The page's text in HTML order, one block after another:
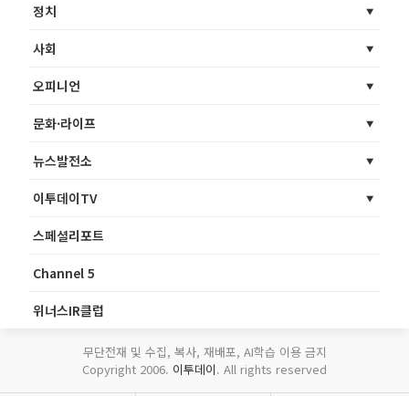
정치
사회
오피니언
문화·라이프
뉴스발전소
이투데이TV
스페셜리포트
Channel 5
위너스IR클럽
무단전재 및 수집, 복사, 재배포, AI학습 이용 금지
Copyright 2006. 이투데이. All rights reserved